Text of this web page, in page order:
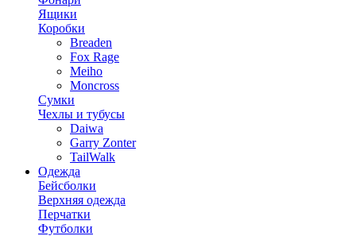
Ящики
Коробки
Breaden
Fox Rage
Meiho
Moncross
Сумки
Чехлы и тубусы
Daiwa
Garry Zonter
TailWalk
Одежда
Бейсболки
Верхняя одежда
Перчатки
Футболки